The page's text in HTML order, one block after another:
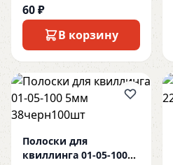
60 ₽
В корзину
Полоски для
квиллинга 01-05-100